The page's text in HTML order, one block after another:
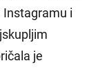
Instagramu i
je